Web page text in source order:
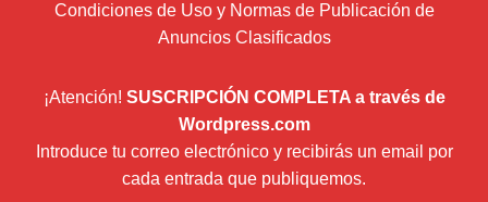
Condiciones de Uso y Normas de Publicación de
Anuncios Clasificados
¡Atención! SUSCRIPCIÓN COMPLETA a través de
Wordpress.com
Introduce tu correo electrónico y recibirás un email por
cada entrada que publiquemos.